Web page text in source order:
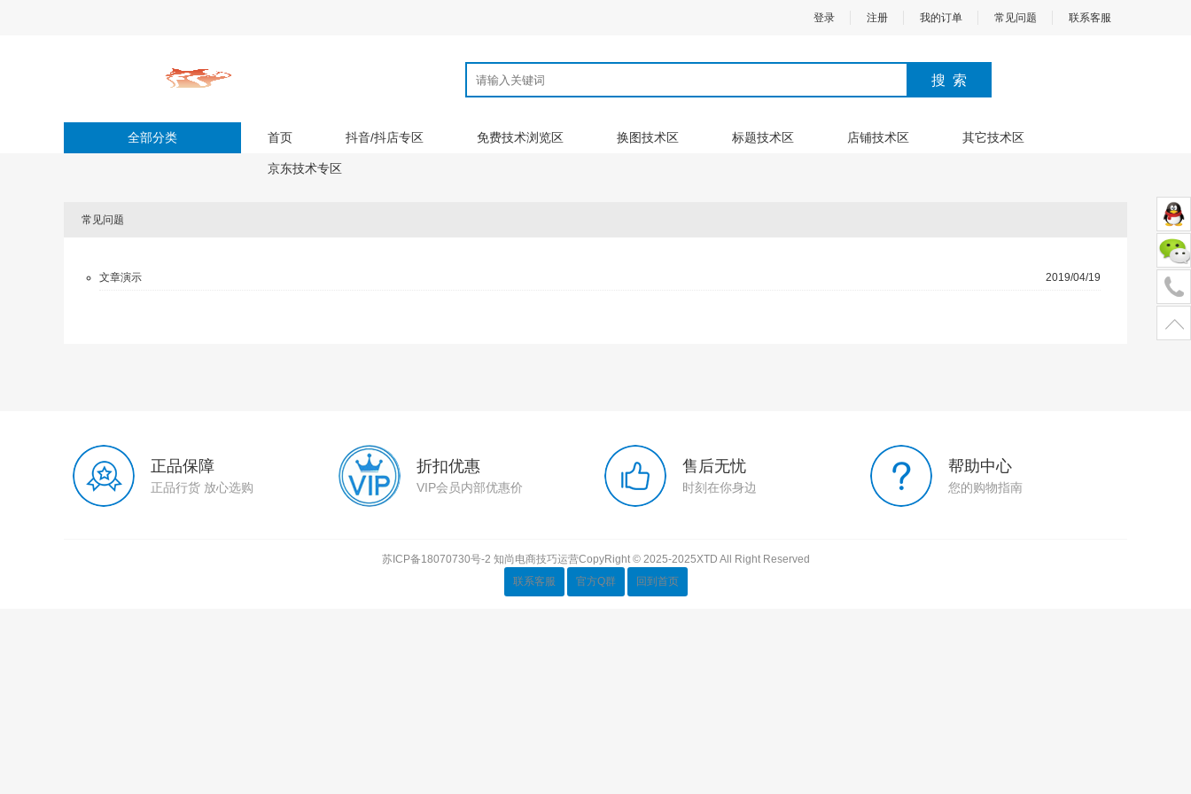
登录 注册 我的订单 常见问题 联系客服
全部分类 首页 抖音/抖店专区 免费技术浏览区 换图技术区 标题技术区 店铺技术区 其它技术区
京东技术专区
常见问题
文章演示 2019/04/19
正品保障
正品行货 放心选购
折扣优惠
VIP会员内部优惠价
售后无忧
时刻在你身边
帮助中心
您的购物指南
苏ICP备18070730号-2 知尚电商技巧运营CopyRight © 2025-2025XTD All Right Reserved
联系客服
官方Q群 回到首页